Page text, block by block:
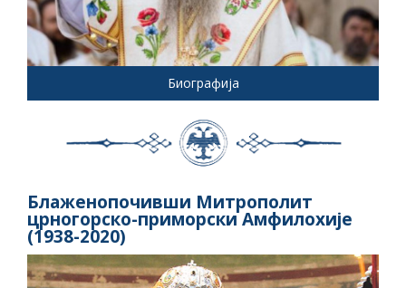
Биографија
Блаженопочивши Митрополит
црногорско-приморски Амфилохије
(1938-2020)